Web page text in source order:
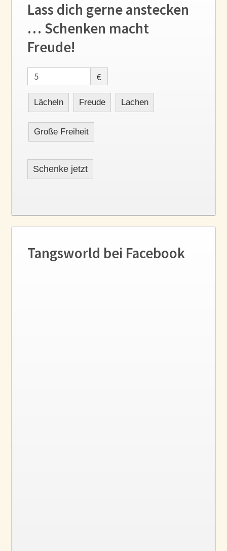
Lass dich gerne anstecken
… Schenken macht
Freude!
€
Lächeln Freude Lachen
Große Freiheit
Schenke jetzt
Tangsworld bei Facebook